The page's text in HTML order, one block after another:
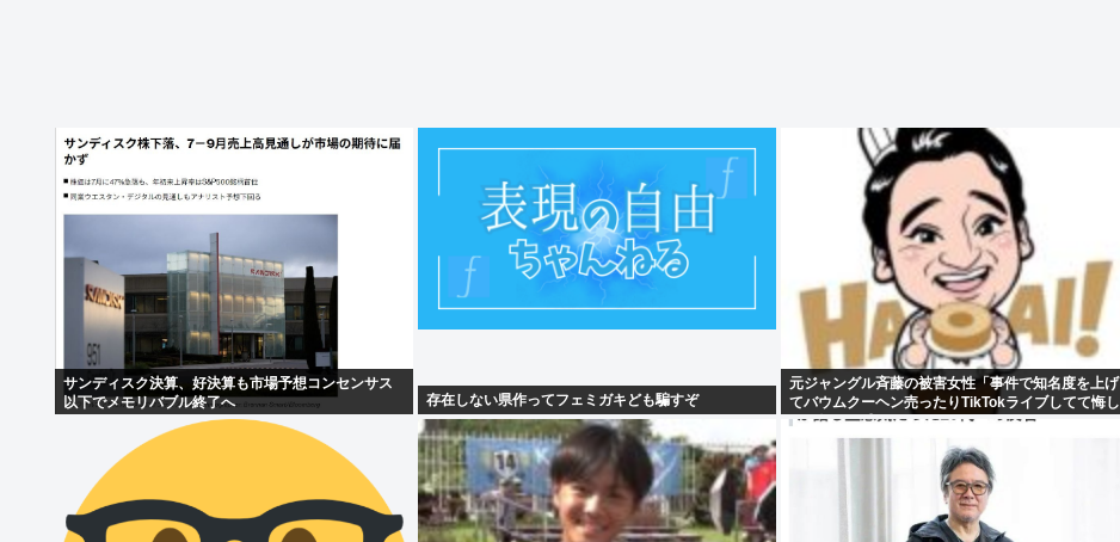
サンディスク決算、好決算も市場予想コンセンサス
以下でメモリバブル終了へ
存在しない県作ってフェミガキども騙すぞ
元ジャングル斉藤の被害女性「事件で知名度を上げ
てバウムクーヘン売ったりTikTokライブしてて悔し
さと怒りを感じた」